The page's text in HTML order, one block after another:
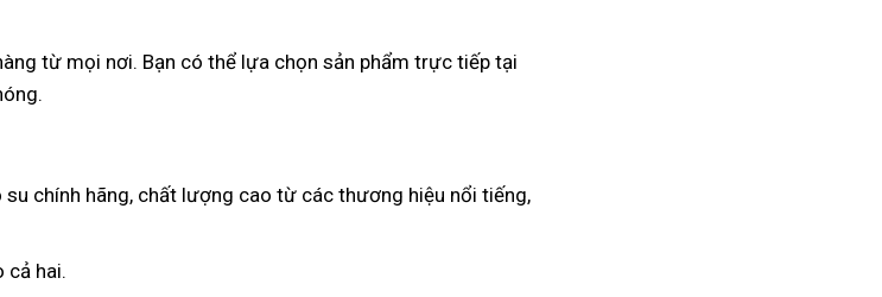
từ mọi nơi. Bạn có thể lựa chọn sản phẩm trực tiếp tại
chính hãng, chất lượng cao từ các thương hiệu nổi tiếng,
cả hai.